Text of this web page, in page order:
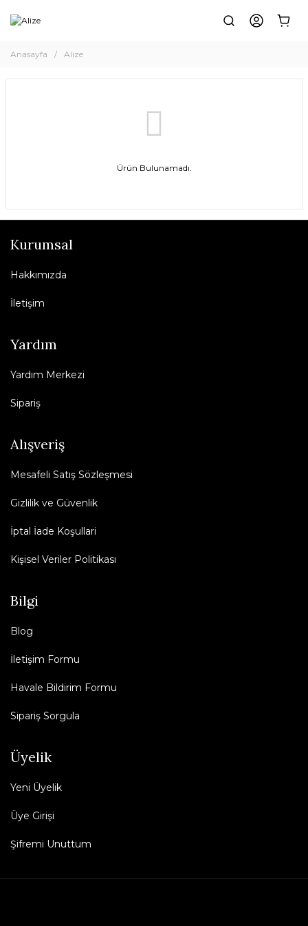
Anasayfa Alize
Ürün Bulunamadı.
Kurumsal
Hakkımızda
İletişim
Yardım
Yardım Merkezi
Sipariş
Alışveriş
Mesafeli Satış Sözleşmesi
Gizlilik ve Güvenlik
İptal İade Koşullari
Kişisel Veriler Politikası
Bilgi
Blog
İletişim Formu
Havale Bildirim Formu
Sipariş Sorgula
Üyelik
Yeni Üyelik
Üye Girişi
Şifremi Unuttum